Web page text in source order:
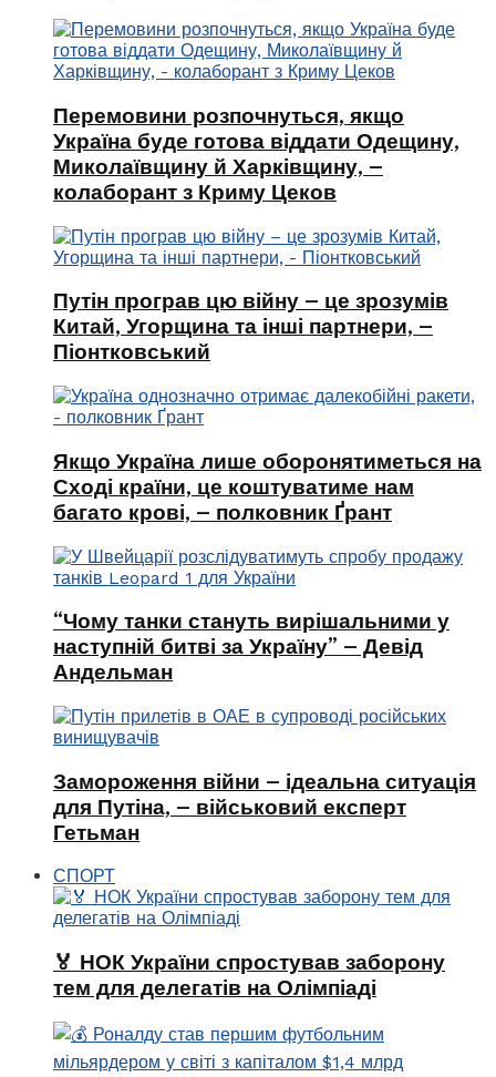
Перемовини розпочнуться, якщо
Україна буде готова віддати Одещину,
Миколаївщину й Харківщину, –
колаборант з Криму Цеков
Путін програв цю війну – це зрозумів
Китай, Угорщина та інші партнери, –
Піонтковський
Якщо Україна лише оборонятиметься на
Сході країни, це коштуватиме нам
багато крові, – полковник Ґрант
“Чому танки стануть вирішальними у
наступній битві за Україну” – Девід
Андельман
Замороження війни – ідеальна ситуація
для Путіна, – військовий експерт
Гетьман
СПОРТ
🏅 НОК України спростував заборону
тем для делегатів на Олімпіаді